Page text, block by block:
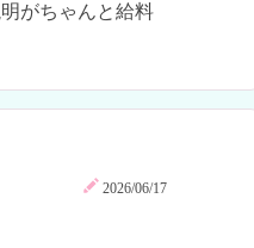
がちゃんと給料
2026/06/17